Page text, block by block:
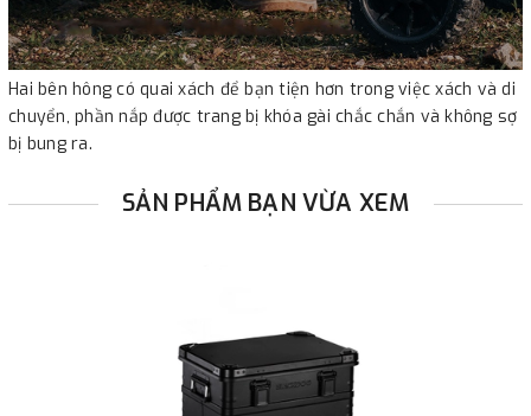
Hai bên hông có quai xách để bạn tiện hơn trong việc xách và di
chuyển, phần nắp được trang bị khóa gài chắc chắn và không sợ
bị bung ra.
SẢN PHẨM BẠN VỪA XEM